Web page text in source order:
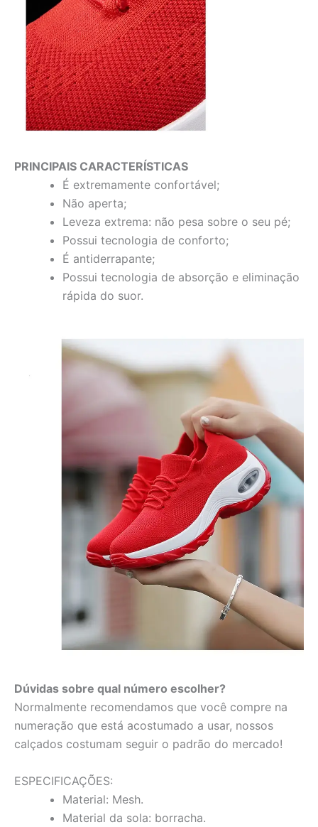
PRINCIPAIS CARACTERÍSTICAS
É extremamente confortável;
Não aperta;
Leveza extrema: não pesa sobre o seu pé;
Possui tecnologia de conforto;
É antiderrapante;
Possui tecnologia de absorção e eliminação
rápida do suor.
Dúvidas sobre qual número escolher?
Normalmente recomendamos que você compre na
numeração que está acostumado a usar, nossos
calçados costumam seguir o padrão do mercado!
ESPECIFICAÇÕES:
Material: Mesh.
Material da sola: borracha.